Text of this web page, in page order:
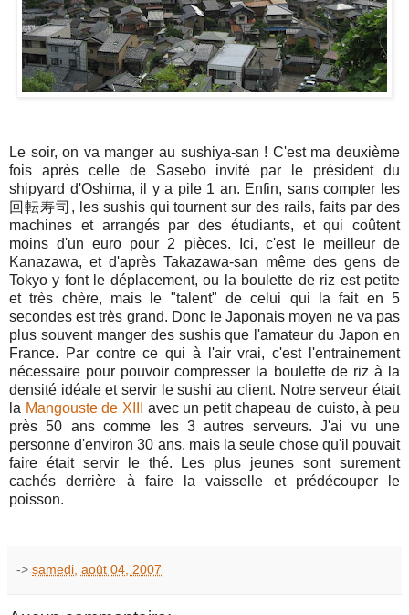
Le soir, on va manger au sushiya-san ! C'est ma deuxième
fois après celle de Sasebo invité par le président du
shipyard d'Oshima, il y a pile 1 an. Enfin, sans compter les
回転寿司, les sushis qui tournent sur des rails, faits par des
machines et arrangés par des étudiants, et qui coûtent
moins d'un euro pour 2 pièces. Ici, c'est le meilleur de
Kanazawa, et d'après Takazawa-san même des gens de
Tokyo y font le déplacement, ou la boulette de riz est petite
et très chère, mais le "talent" de celui qui la fait en 5
secondes est très grand. Donc le Japonais moyen ne va pas
plus souvent manger des sushis que l'amateur du Japon en
France. Par contre ce qui à l'air vrai, c'est l'entrainement
nécessaire pour pouvoir compresser la boulette de riz à la
densité idéale et servir le sushi au client. Notre serveur était
la Mangouste de XIII
avec un petit chapeau de cuisto, à peu
près 50 ans comme les 3 autres serveurs. J'ai vu une
personne d'environ 30 ans, mais la seule chose qu'il pouvait
faire était servir le thé. Les plus jeunes sont surement
cachés derrière à faire la vaisselle et prédécouper le
poisson.
-> samedi, août 04, 2007